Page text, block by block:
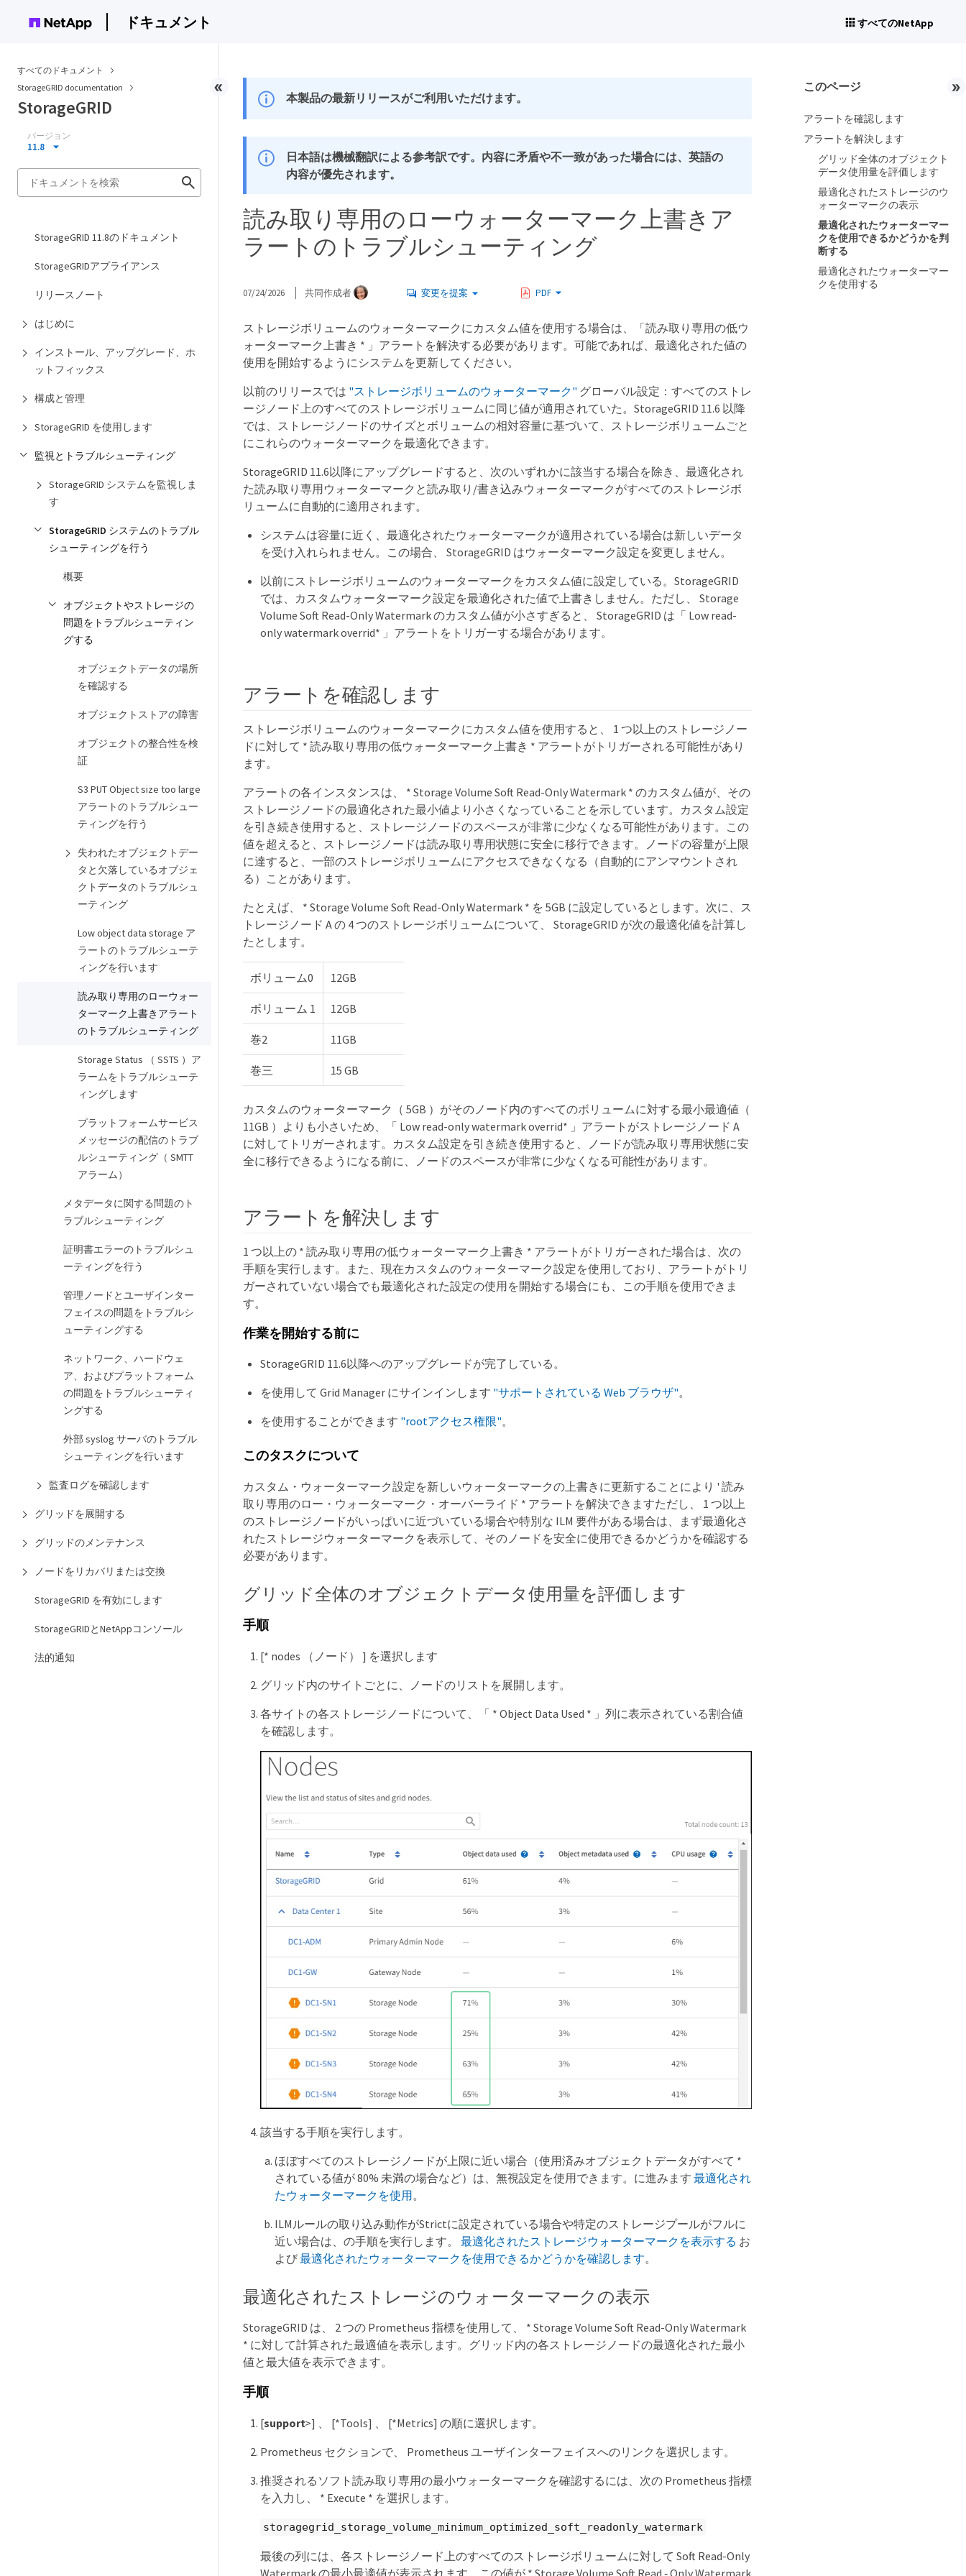
ドキュメント すべてのNetApp
すべてのドキュメント
StorageGRID documentation
StorageGRID
バージョン
11.8
StorageGRID 11.8のドキュメント
StorageGRIDアプライアンス
リリースノート
はじめに
インストール、アップグレード、ホ
ットフィックス
構成と管理
StorageGRID を使用します
監視とトラブルシューティング
StorageGRID システムを監視しま
す
StorageGRID システムのトラブル
シューティングを行う
概要
オブジェクトやストレージの
問題をトラブルシューティン
グする
オブジェクトデータの場所
を確認する
オブジェクトストアの障害
オブジェクトの整合性を検
証
S3 PUT Object size too large
アラートのトラブルシュー
ティングを行う
失われたオブジェクトデー
タと欠落しているオブジェ
クトデータのトラブルシュ
ーティング
Low object data storage ア
ラートのトラブルシューテ
ィングを行います
読み取り専用のローウォー
ターマーク上書きアラート
のトラブルシューティング
Storage Status （ SSTS ）ア
ラームをトラブルシューテ
ィングします
プラットフォームサービス
メッセージの配信のトラブ
ルシューティング（ SMTT
アラーム）
メタデータに関する問題のト
ラブルシューティング
証明書エラーのトラブルシュ
ーティングを行う
管理ノードとユーザインター
フェイスの問題をトラブルシ
ューティングする
ネットワーク、ハードウェ
ア、およびプラットフォーム
の問題をトラブルシューティ
ングする
外部 syslog サーバのトラブル
シューティングを行います
監査ログを確認します
グリッドを展開する
グリッドのメンテナンス
ノードをリカバリまたは交換
StorageGRID を有効にします
StorageGRIDとNetAppコンソール
法的通知
本製品の最新リリースがご利用いただけます。
日本語は機械翻訳による参考訳です。内容に矛盾や不一致があった場合には、英語の
内容が優先されます。
読み取り専用のローウォーターマーク上書きア
ラートのトラブルシューティング
07/24/2026 共同作成者 変更を提案 PDF
ストレージボリュームのウォーターマークにカスタム値を使用する場合は、「読み取り専用の低ウ
ォーターマーク上書き * 」アラートを解決する必要があります。可能であれば、最適化された値の
使用を開始するようにシステムを更新してください。
以前のリリースでは "ストレージボリュームのウォーターマーク" グローバル設定：すべてのストレ
ージノード上のすべてのストレージボリュームに同じ値が適用されていた。StorageGRID 11.6 以降
では、ストレージノードのサイズとボリュームの相対容量に基づいて、ストレージボリュームごと
にこれらのウォーターマークを最適化できます。
StorageGRID 11.6以降にアップグレードすると、次のいずれかに該当する場合を除き、最適化され
た読み取り専用ウォーターマークと読み取り/書き込みウォーターマークがすべてのストレージボ
リュームに自動的に適用されます。
システムは容量に近く、最適化されたウォーターマークが適用されている場合は新しいデータ
を受け入れられません。この場合、 StorageGRID はウォーターマーク設定を変更しません。
以前にストレージボリュームのウォーターマークをカスタム値に設定している。StorageGRID
では、カスタムウォーターマーク設定を最適化された値で上書きしません。ただし、 Storage
Volume Soft Read-Only Watermark のカスタム値が小さすぎると、 StorageGRID は「 Low read-
only watermark overrid* 」アラートをトリガーする場合があります。
アラートを確認します
ストレージボリュームのウォーターマークにカスタム値を使用すると、 1 つ以上のストレージノー
ドに対して * 読み取り専用の低ウォーターマーク上書き * アラートがトリガーされる可能性があり
ます。
アラートの各インスタンスは、 * Storage Volume Soft Read-Only Watermark * のカスタム値が、その
ストレージノードの最適化された最小値より小さくなっていることを示しています。カスタム設定
を引き続き使用すると、ストレージノードのスペースが非常に少なくなる可能性があります。この
値を超えると、ストレージノードは読み取り専用状態に安全に移行できます。ノードの容量が上限
に達すると、一部のストレージボリュームにアクセスできなくなる（自動的にアンマウントされ
る）ことがあります。
たとえば、 * Storage Volume Soft Read-Only Watermark * を 5GB に設定しているとします。次に、ス
トレージノード A の 4 つのストレージボリュームについて、 StorageGRID が次の最適化値を計算し
たとします。
ボリューム0 12GB
ボリューム 1 12GB
巻2 11GB
巻三 15 GB
カスタムのウォーターマーク（ 5GB ）がそのノード内のすべてのボリュームに対する最小最適値（
11GB ）よりも小さいため、「 Low read-only watermark overrid* 」アラートがストレージノード A
に対してトリガーされます。カスタム設定を引き続き使用すると、ノードが読み取り専用状態に安
全に移行できるようになる前に、ノードのスペースが非常に少なくなる可能性があります。
アラートを解決します
1 つ以上の * 読み取り専用の低ウォーターマーク上書き * アラートがトリガーされた場合は、次の
手順を実行します。また、現在カスタムのウォーターマーク設定を使用しており、アラートがトリ
ガーされていない場合でも最適化された設定の使用を開始する場合にも、この手順を使用できま
す。
作業を開始する前に
StorageGRID 11.6以降へのアップグレードが完了している。
を使用して Grid Manager にサインインします "サポートされている Web ブラウザ"。
を使用することができます "rootアクセス権限"。
このタスクについて
カスタム・ウォーターマーク設定を新しいウォーターマークの上書きに更新することにより ' 読み
取り専用のロー・ウォーターマーク・オーバーライド * アラートを解決できますただし、 1 つ以上
のストレージノードがいっぱいに近づいている場合や特別な ILM 要件がある場合は、まず最適化さ
れたストレージウォーターマークを表示して、そのノードを安全に使用できるかどうかを確認する
必要があります。
グリッド全体のオブジェクトデータ使用量を評価します
手順
[* nodes （ノード） ] を選択します
グリッド内のサイトごとに、ノードのリストを展開します。
各サイトの各ストレージノードについて、「 * Object Data Used * 」列に表示されている割合値
を確認します。
該当する手順を実行します。
ほぼすべてのストレージノードが上限に近い場合（使用済みオブジェクトデータがすべて *
されている値が 80% 未満の場合など）は、無視設定を使用できます。に進みます 最適化され
たウォーターマークを使用。
ILMルールの取り込み動作がStrictに設定されている場合や特定のストレージプールがフルに
近い場合は、の手順を実行します。 最適化されたストレージウォーターマークを表示する お
よび最適化されたウォーターマークを使用できるかどうかを確認します。
最適化されたストレージのウォーターマークの表示
StorageGRID は、 2 つの Prometheus 指標を使用して、 * Storage Volume Soft Read-Only Watermark
* に対して計算された最適値を表示します。グリッド内の各ストレージノードの最適化された最小
値と最大値を表示できます。
手順
[support>] 、 [*Tools] 、 [*Metrics] の順に選択します。
Prometheus セクションで、 Prometheus ユーザインターフェイスへのリンクを選択します。
推奨されるソフト読み取り専用の最小ウォーターマークを確認するには、次の Prometheus 指標
を入力し、 * Execute * を選択します。
storagegrid_storage_volume_minimum_optimized_soft_readonly_watermark
最後の列には、各ストレージノード上のすべてのストレージボリュームに対して Soft Read-Only
このページ
アラートを確認します
アラートを解決します
グリッド全体のオブジェクト
データ使用量を評価します
最適化されたストレージのウ
ォーターマークの表示
最適化されたウォーターマー
クを使用できるかどうかを判
断する
最適化されたウォーターマー
クを使用する